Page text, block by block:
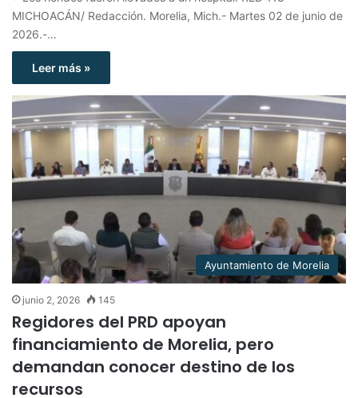
MICHOACÁN/ Redacción. Morelia, Mich.- Martes 02 de junio de
2026.-…
Leer más »
Ayuntamiento de Morelia
junio 2, 2026 145
Regidores del PRD apoyan
financiamiento de Morelia, pero
demandan conocer destino de los
recursos